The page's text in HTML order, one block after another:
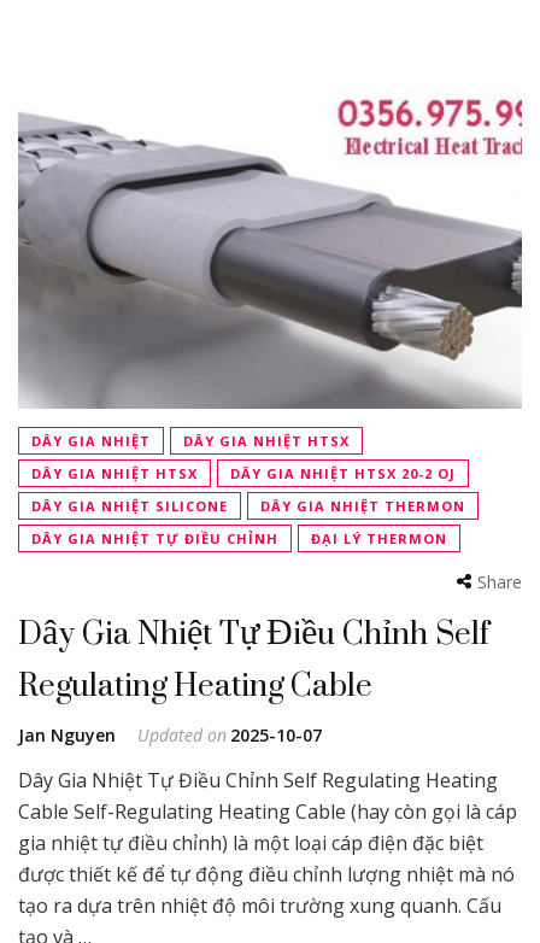
DÂY GIA NHIỆT
DÂY GIA NHIỆT HTSX
DÂY GIA NHIỆT HTSX
DÂY GIA NHIỆT HTSX 20-2 OJ
DÂY GIA NHIỆT SILICONE
DÂY GIA NHIỆT THERMON
DÂY GIA NHIỆT TỰ ĐIỀU CHỈNH
ĐẠI LÝ THERMON
Share
Dây Gia Nhiệt Tự Điều Chỉnh Self
Regulating Heating Cable
Jan Nguyen Updated on 2025-10-07
Dây Gia Nhiệt Tự Điều Chỉnh Self Regulating Heating
Cable Self-Regulating Heating Cable (hay còn gọi là cáp
gia nhiệt tự điều chỉnh) là một loại cáp điện đặc biệt
được thiết kế để tự động điều chỉnh lượng nhiệt mà nó
tạo ra dựa trên nhiệt độ môi trường xung quanh. Cấu
tạo và …